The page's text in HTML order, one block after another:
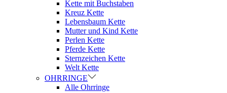
Kette mit Buchstaben
Kreuz Kette
Lebensbaum Kette
Mutter und Kind Kette
Perlen Kette
Pferde Kette
Sternzeichen Kette
Welt Kette
OHRRINGE
Alle Ohrringe